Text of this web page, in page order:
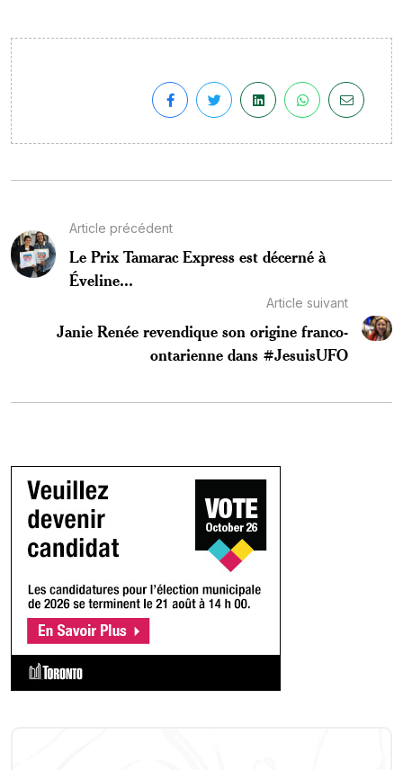
Article précédent
Le Prix Tamarac Express est décerné à
Éveline...
Article suivant
Janie Renée revendique son origine franco-
ontarienne dans #JesuisUFO